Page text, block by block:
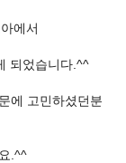
에서
되었습니다.^^
에 고민하셨던분
.^^